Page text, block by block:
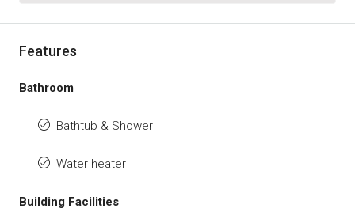
Features
Bathroom
Bathtub & Shower
Water heater
Building Facilities